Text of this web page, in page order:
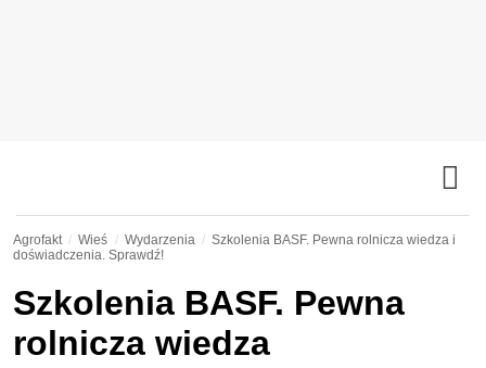
Agrofakt Wieś Wydarzenia
Szkolenia BASF. Pewna rolnicza wiedza i
doświadczenia. Sprawdź!
Szkolenia BASF. Pewna
rolnicza wiedza